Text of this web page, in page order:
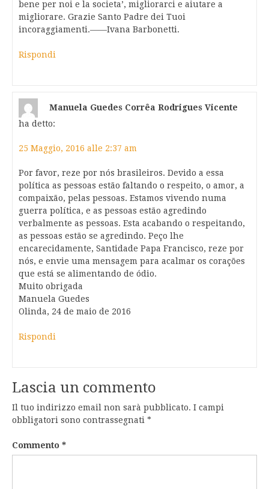
bene per noi e la societa’, migliorarci e aiutare a
migliorare. Grazie Santo Padre dei Tuoi
incoraggiamenti.——Ivana Barbonetti.
Rispondi
Manuela Guedes Corrêa Rodrigues Vicente
ha detto:
25 Maggio, 2016 alle 2:37 am
Por favor, reze por nós brasileiros. Devido a essa
política as pessoas estão faltando o respeito, o amor, a
compaixão, pelas pessoas. Estamos vivendo numa
guerra política, e as pessoas estão agredindo
verbalmente as pessoas. Esta acabando o respeitando,
as pessoas estão se agredindo. Peço lhe
encarecidamente, Santidade Papa Francisco, reze por
nós, e envie uma mensagem para acalmar os corações
que está se alimentando de ódio.
Muito obrigada
Manuela Guedes
Olinda, 24 de maio de 2016
Rispondi
Lascia un commento
Il tuo indirizzo email non sarà pubblicato. I campi
obbligatori sono contrassegnati *
Commento *